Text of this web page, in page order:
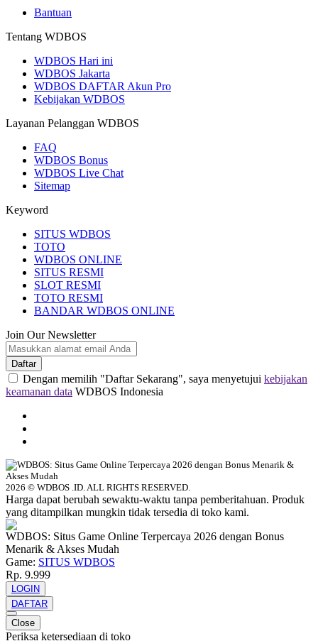
Bantuan
Tentang WDBOS
WDBOS Hari ini
WDBOS Jakarta
WDBOS DAFTAR Akun Pro
Kebijakan WDBOS
Layanan Pelanggan WDBOS
FAQ
WDBOS Bonus
WDBOS Live Chat
Sitemap
Keyword
SITUS WDBOS
TOTO
WDBOS ONLINE
SITUS RESMI
SLOT RESMI
TOTO RESMI
BANDAR WDBOS ONLINE
Join Our Newsletter
Daftar
Dengan memilih "Daftar Sekarang", saya menyetujui kebijakan
keamanan data WDBOS Indonesia
2026 © WDBOS .ID. ALL RIGHTS RESERVED.
Harga dapat berubah sewaktu-waktu tanpa pemberitahuan. Produk
yang ditampilkan mungkin tidak tersedia di toko kami.
WDBOS: Situs Game Online Terpercaya 2026 dengan Bonus
Menarik & Akses Mudah
Game: SITUS WDBOS
Rp. 9.999
LOGIN
DAFTAR
Close
Periksa ketersediaan di toko